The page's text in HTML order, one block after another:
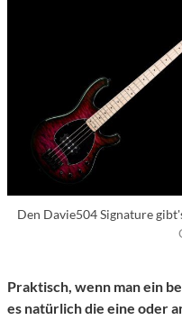
Den Davie504 Signature
Praktisch, wenn man ein
es natürlich die eine oder